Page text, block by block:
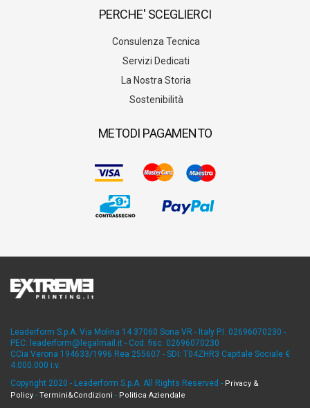
PERCHE' SCEGLIERCI
Consulenza Tecnica
Servizi Dedicati
La Nostra Storia
Sostenibilità
METODI PAGAMENTO
Leaderform S.p.A. Via Molina 14 37060 Sona VR - Italy P.I. 02696070230 -
PEC: leaderform@legalmail.it - Cod. fisc. 02696070230
CCia Verona 194633/1996 Rea 255607 - SDI: T04ZHR3 Capitale Sociale €
4.000.000 i.v.
Copyright 2020 - Leaderform S.p.A. All Rights Reserved - Privacy &
Policy - Termini&Condizioni - Politica Aziendale